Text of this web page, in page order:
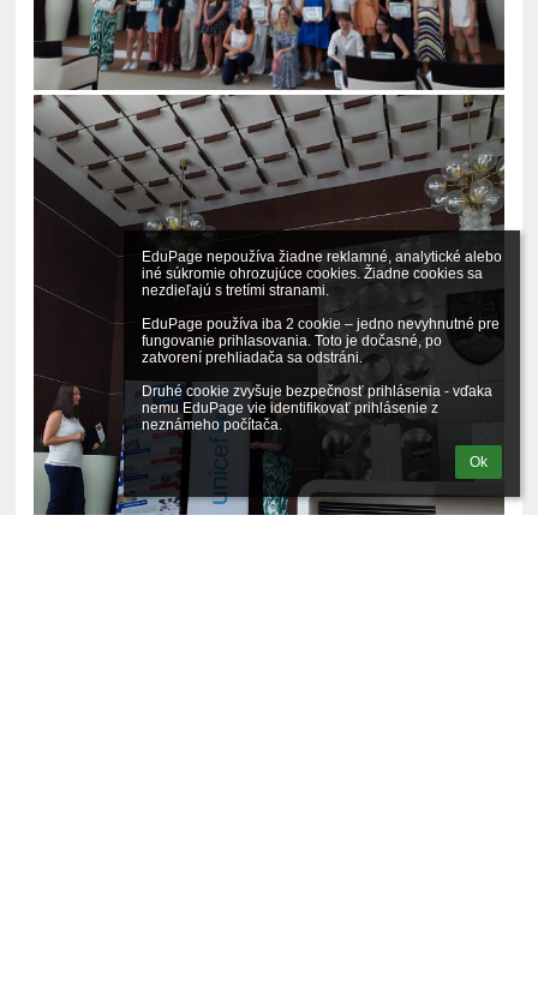
EduPage nepoužíva žiadne reklamné, analytické alebo
iné súkromie ohrozujúce cookies. Žiadne cookies sa
nezdieľajú s tretími stranami.
EduPage používa iba 2 cookie – jedno nevyhnutné pre
fungovanie prihlasovania. Toto je dočasné, po
zatvorení prehliadača sa odstráni.
Druhé cookie zvyšuje bezpečnosť prihlásenia - vďaka
nemu EduPage vie identifikovať prihlásenie z
neznámeho počítača.
Ok